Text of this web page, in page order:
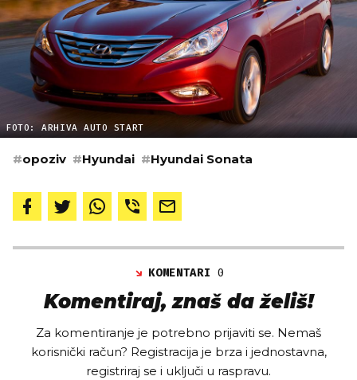
FOTO: ARHIVA AUTO START
#opoziv #Hyundai #Hyundai Sonata
KOMENTARI0
Komentiraj, znaš da želiš!
Za komentiranje je potrebno prijaviti se. Nemaš
korisnički račun? Registracija je brza i jednostavna,
registriraj se i uključi u raspravu.